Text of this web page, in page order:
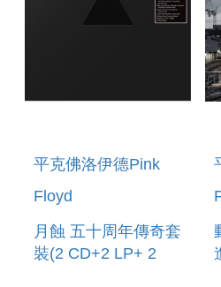
平克佛洛伊德Pink
Floyd
月蝕 五十周年傳奇套
裝(2 CD+2 LP+ 2